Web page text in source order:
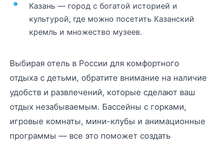
Казань — город с богатой историей и
культурой, где можно посетить Казанский
кремль и множество музеев.
Выбирая отель в России для комфортного
отдыха с детьми, обратите внимание на наличие
удобств и развлечений, которые сделают ваш
отдых незабываемым. Бассейны с горками,
игровые комнаты, мини-клубы и анимационные
программы — все это поможет создать